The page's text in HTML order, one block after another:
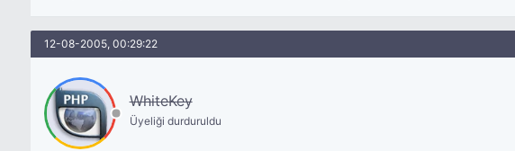
12-08-2005, 00:29:22
WhiteKey
Üyeliği durduruldu